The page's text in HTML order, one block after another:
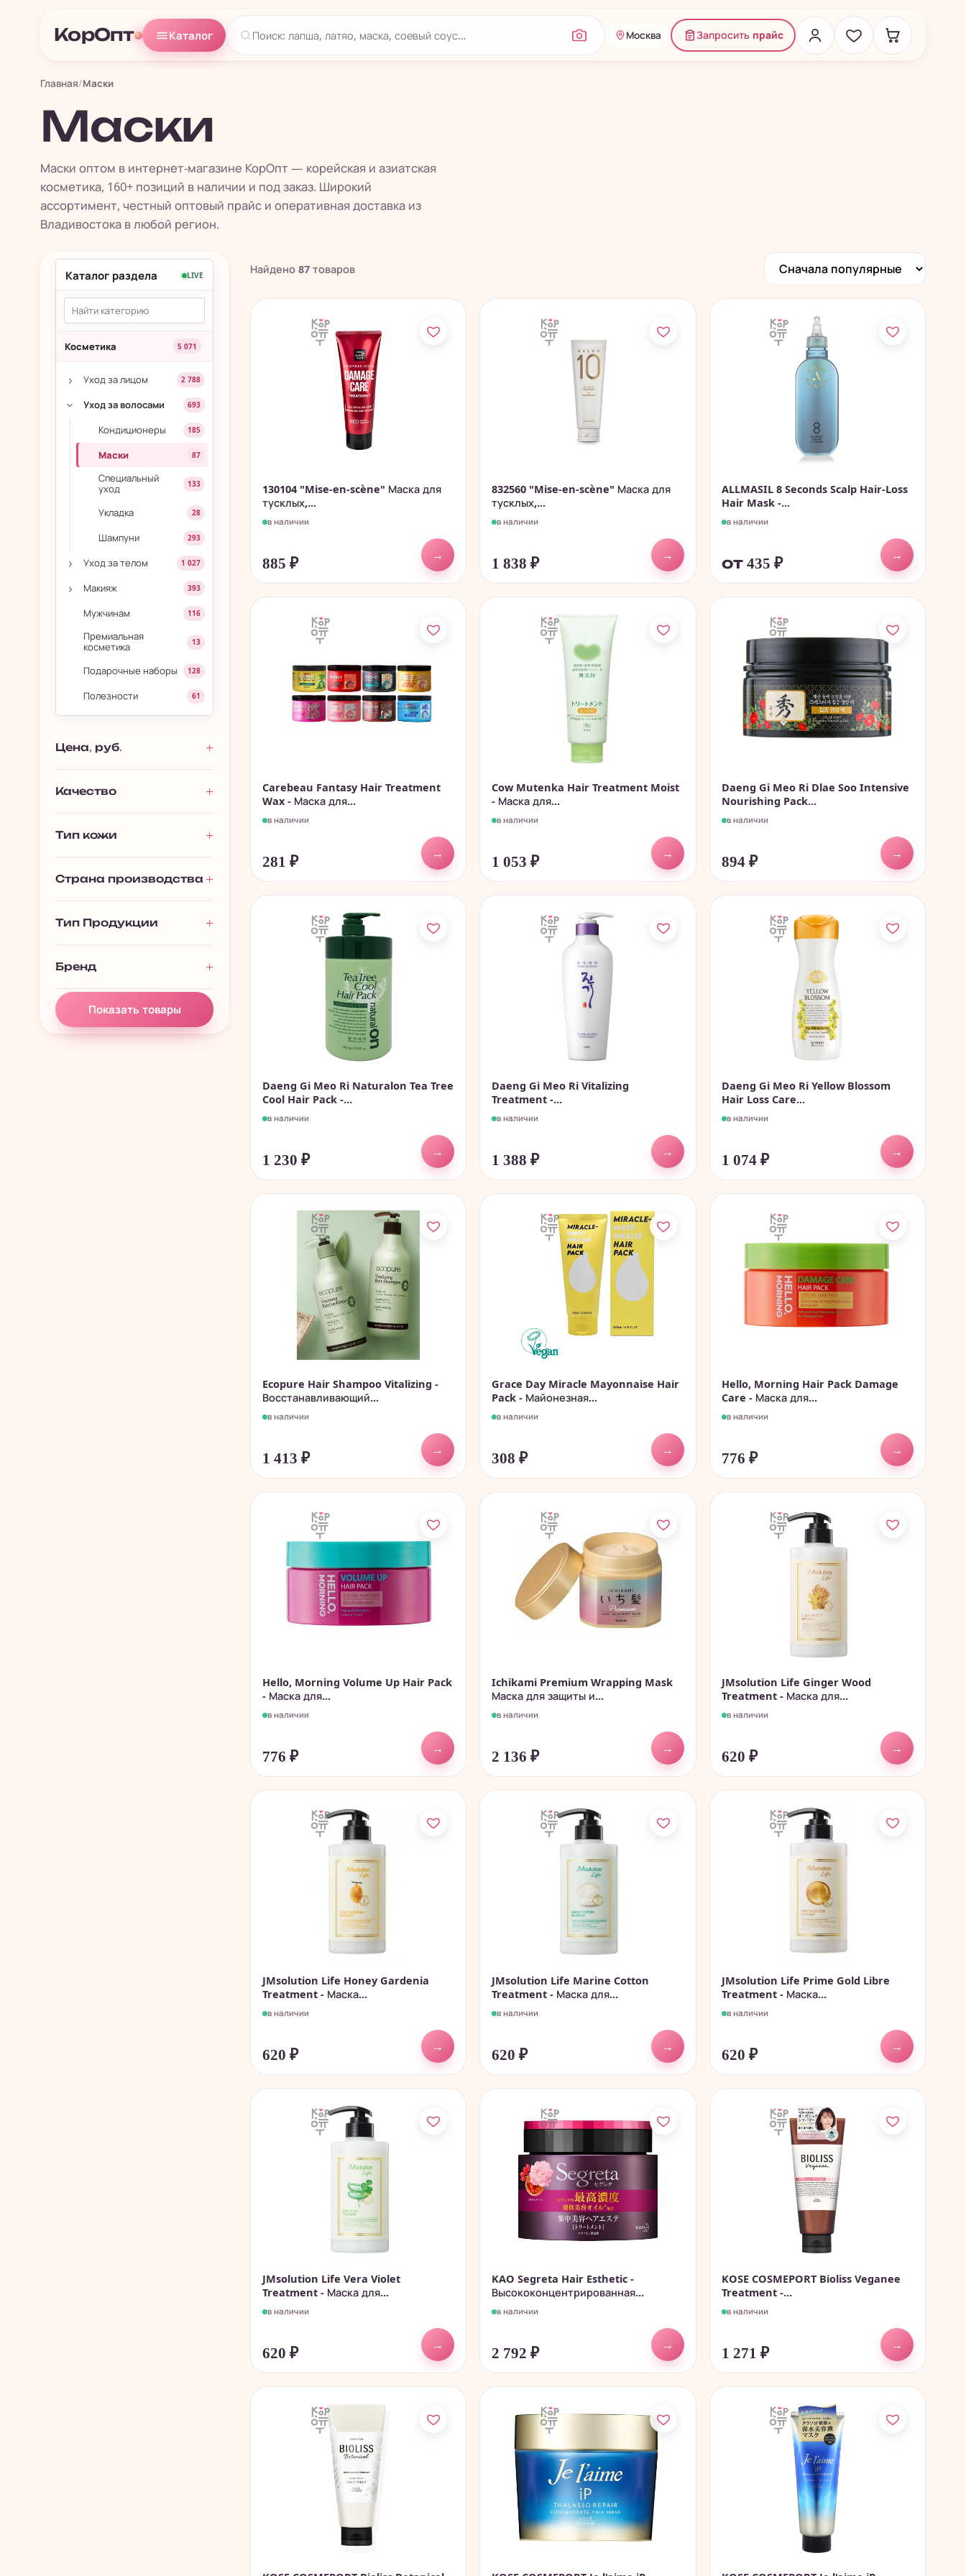
КорОпт Каталог Москва Запросить прайс
Главная/Маски
Маски
Маски оптом в интернет-магазине КорОпт — корейская и азиатская
косметика, 160+ позиций в наличии и под заказ. Широкий
ассортимент, честный оптовый прайс и оперативная доставка из
Владивостока в любой регион.
Каталог раздела LIVE
Косметика 5 071
› Уход за лицом 2 788
› Уход за волосами 693
Кондиционеры 185
Маски 87
Специальный
уход
133
Укладка 28
Шампуни 293
› Уход за телом 1 027
› Макияж 393
Мужчинам 116
Премиальная
косметика
13
Подарочные наборы 128
Полезности 61
Цена, руб.
Качество
Тип кожи
Страна производства
Тип Продукции
Бренд
Показать товары
Найдено 87 товаров
130104 "Mise-en-scène" Маска для
тусклых,...
в наличии
885 ₽
→
832560 "Mise-en-scène" Маска для
тусклых,...
в наличии
1 838₽
→
ALLMASIL 8 Seconds Scalp Hair-Loss
Hair Mask -...
в наличии
от 435 ₽
→
Carebeau Fantasy Hair Treatment
Wax - Маска для...
в наличии
281 ₽
→
Cow Mutenka Hair Treatment Moist
- Маска для...
в наличии
1 053₽
→
Daeng Gi Meo Ri Dlae Soo Intensive
Nourishing Pack...
в наличии
894 ₽
→
Daeng Gi Meo Ri Naturalon Tea Tree
Cool Hair Pack -...
в наличии
1 230 ₽
→
Daeng Gi Meo Ri Vitalizing
Treatment -...
в наличии
1 388₽
→
Daeng Gi Meo Ri Yellow Blossom
Hair Loss Care...
в наличии
1 074 ₽
→
Ecopure Hair Shampoo Vitalizing -
Восстанавливающий...
в наличии
1 413 ₽
→
Grace Day Miracle Mayonnaise Hair
Pack - Майонезная...
в наличии
308₽
→
Hello, Morning Hair Pack Damage
Care - Маска для...
в наличии
776 ₽
→
Hello, Morning Volume Up Hair Pack
- Маска для...
в наличии
776 ₽
→
Ichikami Premium Wrapping Mask
Маска для защиты и...
в наличии
2 136₽
→
JMsolution Life Ginger Wood
Treatment - Маска для...
в наличии
620 ₽
→
JMsolution Life Honey Gardenia
Treatment - Маска...
в наличии
620 ₽
→
JMsolution Life Marine Cotton
Treatment - Маска для...
в наличии
620₽
→
JMsolution Life Prime Gold Libre
Treatment - Маска...
в наличии
620 ₽
→
JMsolution Life Vera Violet
Treatment - Маска для...
в наличии
620 ₽
→
KAO Segreta Hair Esthetic -
Высококонцентрированная...
в наличии
2 792₽
→
KOSE COSMEPORT Bioliss Veganee
Treatment -...
в наличии
1 271 ₽
→